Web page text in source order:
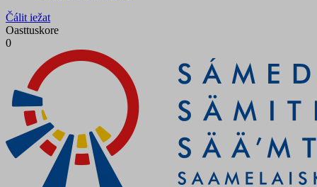
Čálit iežat
Oasttuskore
0